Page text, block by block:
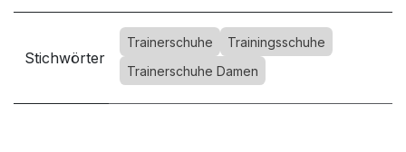
Stichwörter
Trainerschuhe
Trainingsschuhe
Trainerschuhe Damen